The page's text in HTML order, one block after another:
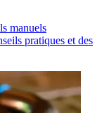
manuels
pratiques et des